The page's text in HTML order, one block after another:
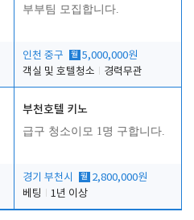
부부팀 모집합니다.
인천 중구 월 5,000,000원
객실 및 호텔청소
경력무관
부천호텔 키노
급구 청소이모 1명 구합니다.
경기 부천시 월 2,800,000원
베팅
1년 이상